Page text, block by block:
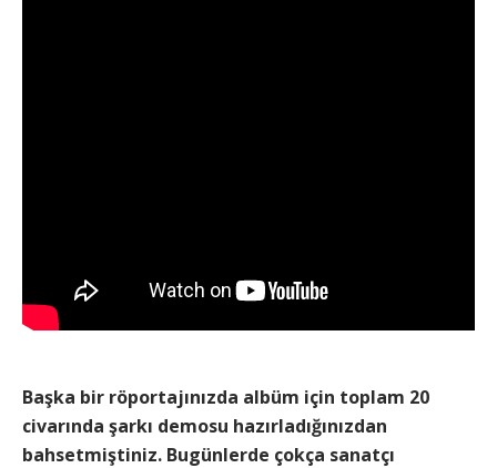
Başka bir röportajınızda albüm için toplam 20
civarında şarkı demosu hazırladığınızdan
bahsetmiştiniz. Bugünlerde çokça sanatçı